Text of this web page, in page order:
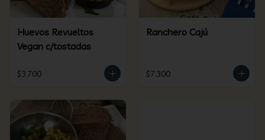
Huevos Revueltos
Vegan c/tostadas
$3.700
Ranchero Cajú
$7.300